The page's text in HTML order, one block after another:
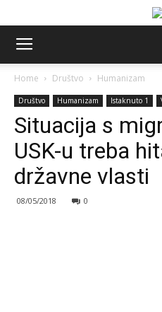
Home Društvo Humanizam
Društvo Humanizam Istaknuto 1
Situacija s
USK-u treba
državne vlasti
08/05/2018 0